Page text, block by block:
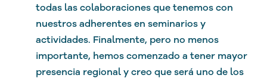
todas las colaboraciones que tenemos con
nuestros adherentes en seminarios y
actividades. Finalmente, pero no menos
importante, hemos comenzado a tener mayor
presencia regional y creo que será uno de los